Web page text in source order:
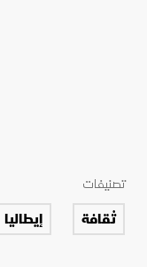
تصنيفات
ثقافة إيطاليا